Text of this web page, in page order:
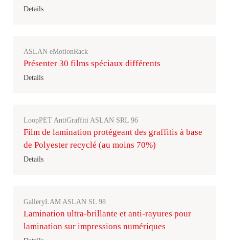
Details
ASLAN eMotionRack
Présenter 30 films spéciaux différents
Details
LoopPET AntiGraffiti ASLAN SRL 96
Film de lamination protégeant des graffitis à base
de Polyester recyclé (au moins 70%)
Details
GalleryLAM ASLAN SL 98
Lamination ultra-brillante et anti-rayures pour
lamination sur impressions numériques